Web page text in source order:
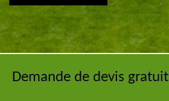
Demande de devis gratuit